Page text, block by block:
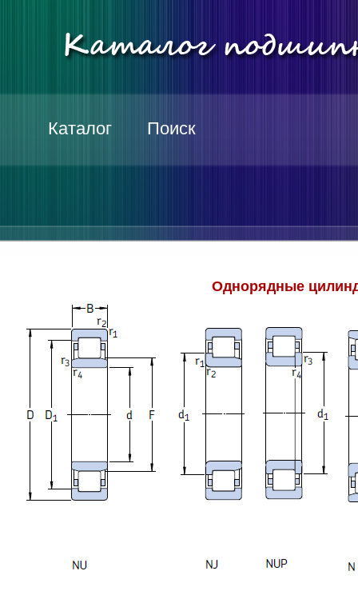
Каталог Поиск
Однорядные